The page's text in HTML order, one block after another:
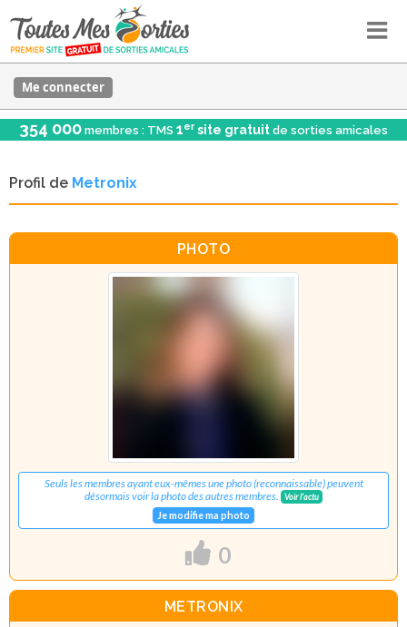
Me connecter
354 000 membres : TMS 1er site gratuit de sorties amicales
Profil de Metronix
PHOTO
Seuls les membres ayant eux-mêmes une photo (reconnaissable) peuvent
désormais voir la photo des autres membres.
Voir l'actu
Je modifie ma photo
0
METRONIX